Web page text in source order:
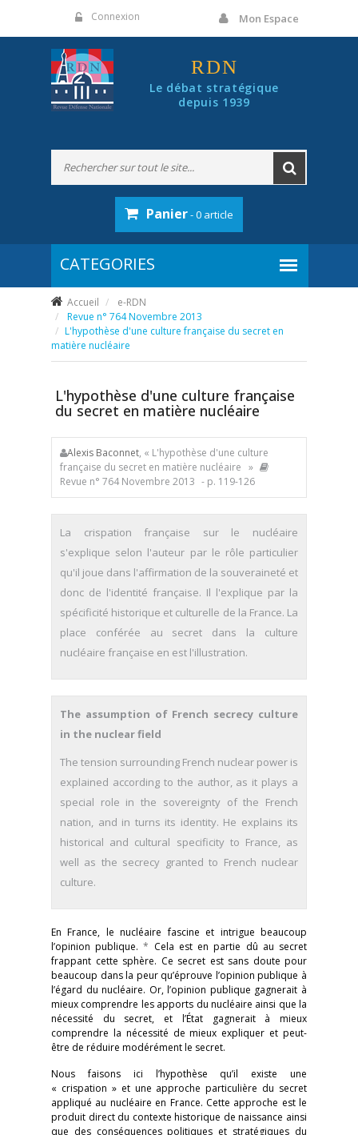
Connexion Mon Espace
RDN
Le débat stratégique
depuis 1939
Panier- 0 article
Accueil
e-RDN
Revue n° 764 Novembre 2013
L'hypothèse d'une culture française du secret en
matière nucléaire
L'hypothèse d'une culture française
du secret en matière nucléaire
Alexis Baconnet, « L'hypothèse d'une culture
française du secret en matière nucléaire »
Revue n° 764 Novembre 2013 - p. 119-126
La crispation française sur le nucléaire
s'explique selon l'auteur par le rôle particulier
qu'il joue dans l'affirma­tion de la souveraineté et
donc de l'identité française. Il l'explique par la
spécificité historique et culturelle de la France. La
place conférée au secret dans la culture
nucléaire française en est l'illustration.
The assumption of French secrecy culture
in the nuclear field
The tension surrounding French nuclear power is
explained according to the author, as it plays a
special role in the sovereignty of the French
nation, and in turns its identity. He explains its
historical and cultural specificity to France, as
well as the secrecy granted to French nuclear
culture.
En France, le nucléaire fascine et intrigue beaucoup
l’opinion publique.* Cela est en partie dû au secret
frappant cette sphère. Ce secret est sans doute pour
beaucoup dans la peur qu’éprouve l’opinion publique à
l’égard du nucléaire. Or, l’opinion publique gagnerait à
mieux comprendre les apports du nucléaire ainsi que la
nécessité du secret, et l’État gagnerait à mieux
comprendre la nécessité de mieux expliquer et peut-
être de réduire modérément le secret.
Nous faisons ici l’hypothèse qu’il existe une
« crispation » et une approche particulière du secret
appliqué au nucléaire en France. Cette approche est le
produit direct du contexte historique de naissance ainsi
que des conséquences politiques et stratégiques du